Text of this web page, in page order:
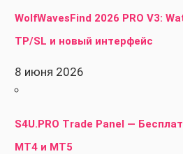
WolfWavesFind 2026 PRO V3:
TP/SL и новый интерфейс
8 июня 2026
S4U.PRO Trade Panel —
MT4 и MT5